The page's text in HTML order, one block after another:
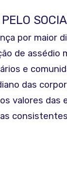
por maior
de assédio
e
das
valores das
consistentes